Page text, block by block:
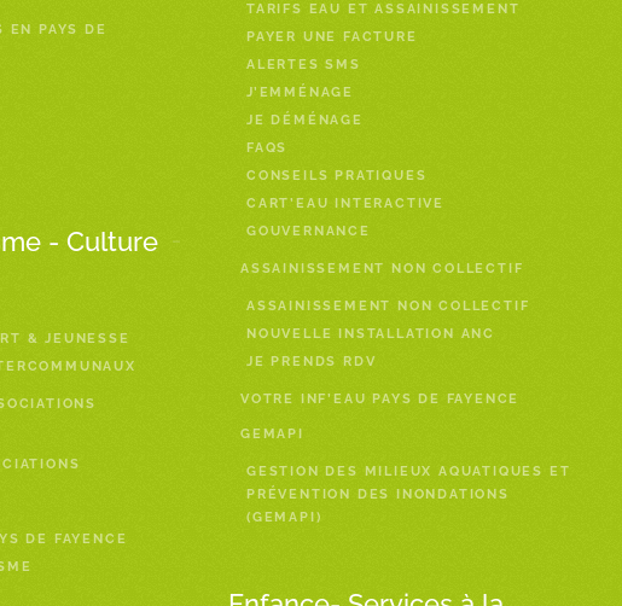
EN PAYS DE
- Culture
& JEUNESSE
DE FAYENCE
TARIFS EAU ET ASSAINISSEMENT
PAYER UNE FACTURE
ALERTES SMS
J’EMMÉNAGE
JE DÉMÉNAGE
FAQS
CONSEILS PRATIQUES
CART’EAU INTERACTIVE
GOUVERNANCE
ASSAINISSEMENT NON COLLECTIF
ASSAINISSEMENT NON COLLECTIF
NOUVELLE INSTALLATION ANC
JE PRENDS RDV
VOTRE INF’EAU PAYS DE FAYENCE
GEMAPI
GESTION DES MILIEUX AQUATIQUES ET
PRÉVENTION DES INONDATIONS
(GEMAPI)